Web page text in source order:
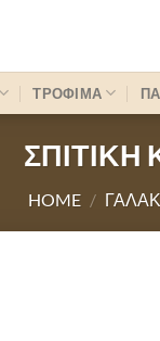
ΤΡΟΦΙΜΑ
ΣΠΙΤΙΚΗ
HOME /